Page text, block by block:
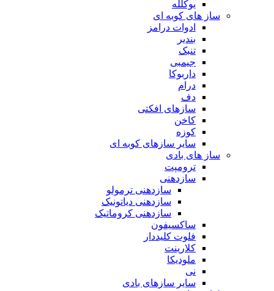
یوکلله
ساز های کوبه ای
ادوات درامز
بندیر
تنبک
جیمبی
داربوکا
درام
دف
سازهای افکتی
کاخن
کوزه
سایر سازهای کوبه ای
ساز های بادی
ترومپت
سازدهنی
سازدهنی ترمولو
سازدهنی دیاتونیک
سازدهنی کروماتیک
ساکسیفون
فلوت کلیددار
کلارینت
ملودیکا
نی
سایر سازهای بادی